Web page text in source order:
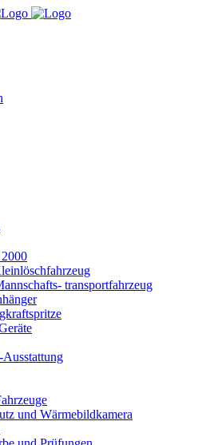
transportfahrzeug
und Wärmebildkamera